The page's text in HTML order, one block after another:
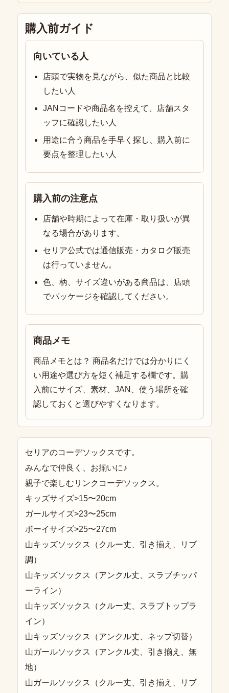
購入前ガイド
向いている人
店頭で実物を見ながら、似た商品と比較
したい人
JANコードや商品名を控えて、店舗スタ
ッフに確認したい人
用途に合う商品を手早く探し、購入前に
要点を整理したい人
購入前の注意点
店舗や時期によって在庫・取り扱いが異
なる場合があります。
セリア公式では通信販売・カタログ販売
は行っていません。
色、柄、サイズ違いがある商品は、店頭
でパッケージを確認してください。
商品メモ
商品メモとは？ 商品名だけでは分かりにく
い用途や選び方を短く補足する欄です。購
入前にサイズ、素材、JAN、使う場所を確
認しておくと選びやすくなります。
セリアのコーデソックスです。
みんなで仲良く、お揃いに♪
親子で楽しむリンクコーデソックス。
キッズサイズ>15〜20cm
ガールサイズ>23〜25cm
ボーイサイズ>25〜27cm
山キッズソックス（クルー丈、引き揃え、リブ
調）
山キッズソックス（アンクル丈、スラブチッパ
ーライン）
山キッズソックス（クルー丈、スラブトップラ
イン）
山キッズソックス（アンクル丈、ネップ切替）
山ガールソックス（アンクル丈、引き揃え、無
地）
山ガールソックス（クルー丈、引き揃え、リブ